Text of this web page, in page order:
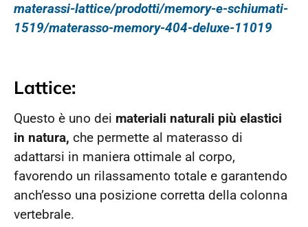
materassi-lattice/prodotti/memory-e-schiumati-
1519/materasso-memory-404-deluxe-11019
Lattice:
Questo è uno dei materiali naturali più elastici
in natura, che permette al materasso di
adattarsi in maniera ottimale al corpo,
favorendo un rilassamento totale e garantendo
anch’esso una posizione corretta della colonna
vertebrale.